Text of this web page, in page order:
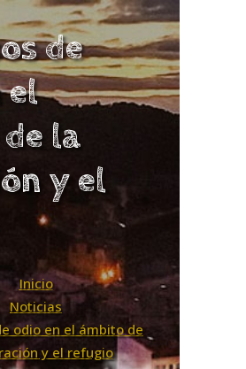
de
el
la
y el
Inicio
Noticias
odio en el ámbito de
y el refugio